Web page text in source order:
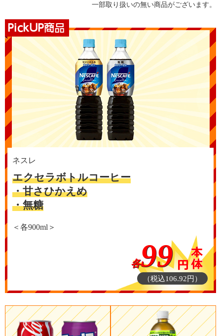
一部取り扱いの無い商品がございます。
ネスレ
エクセラボトルコーヒー
・甘さひかえめ
・無糖
＜各900ml＞
各99
（税込106.92円）